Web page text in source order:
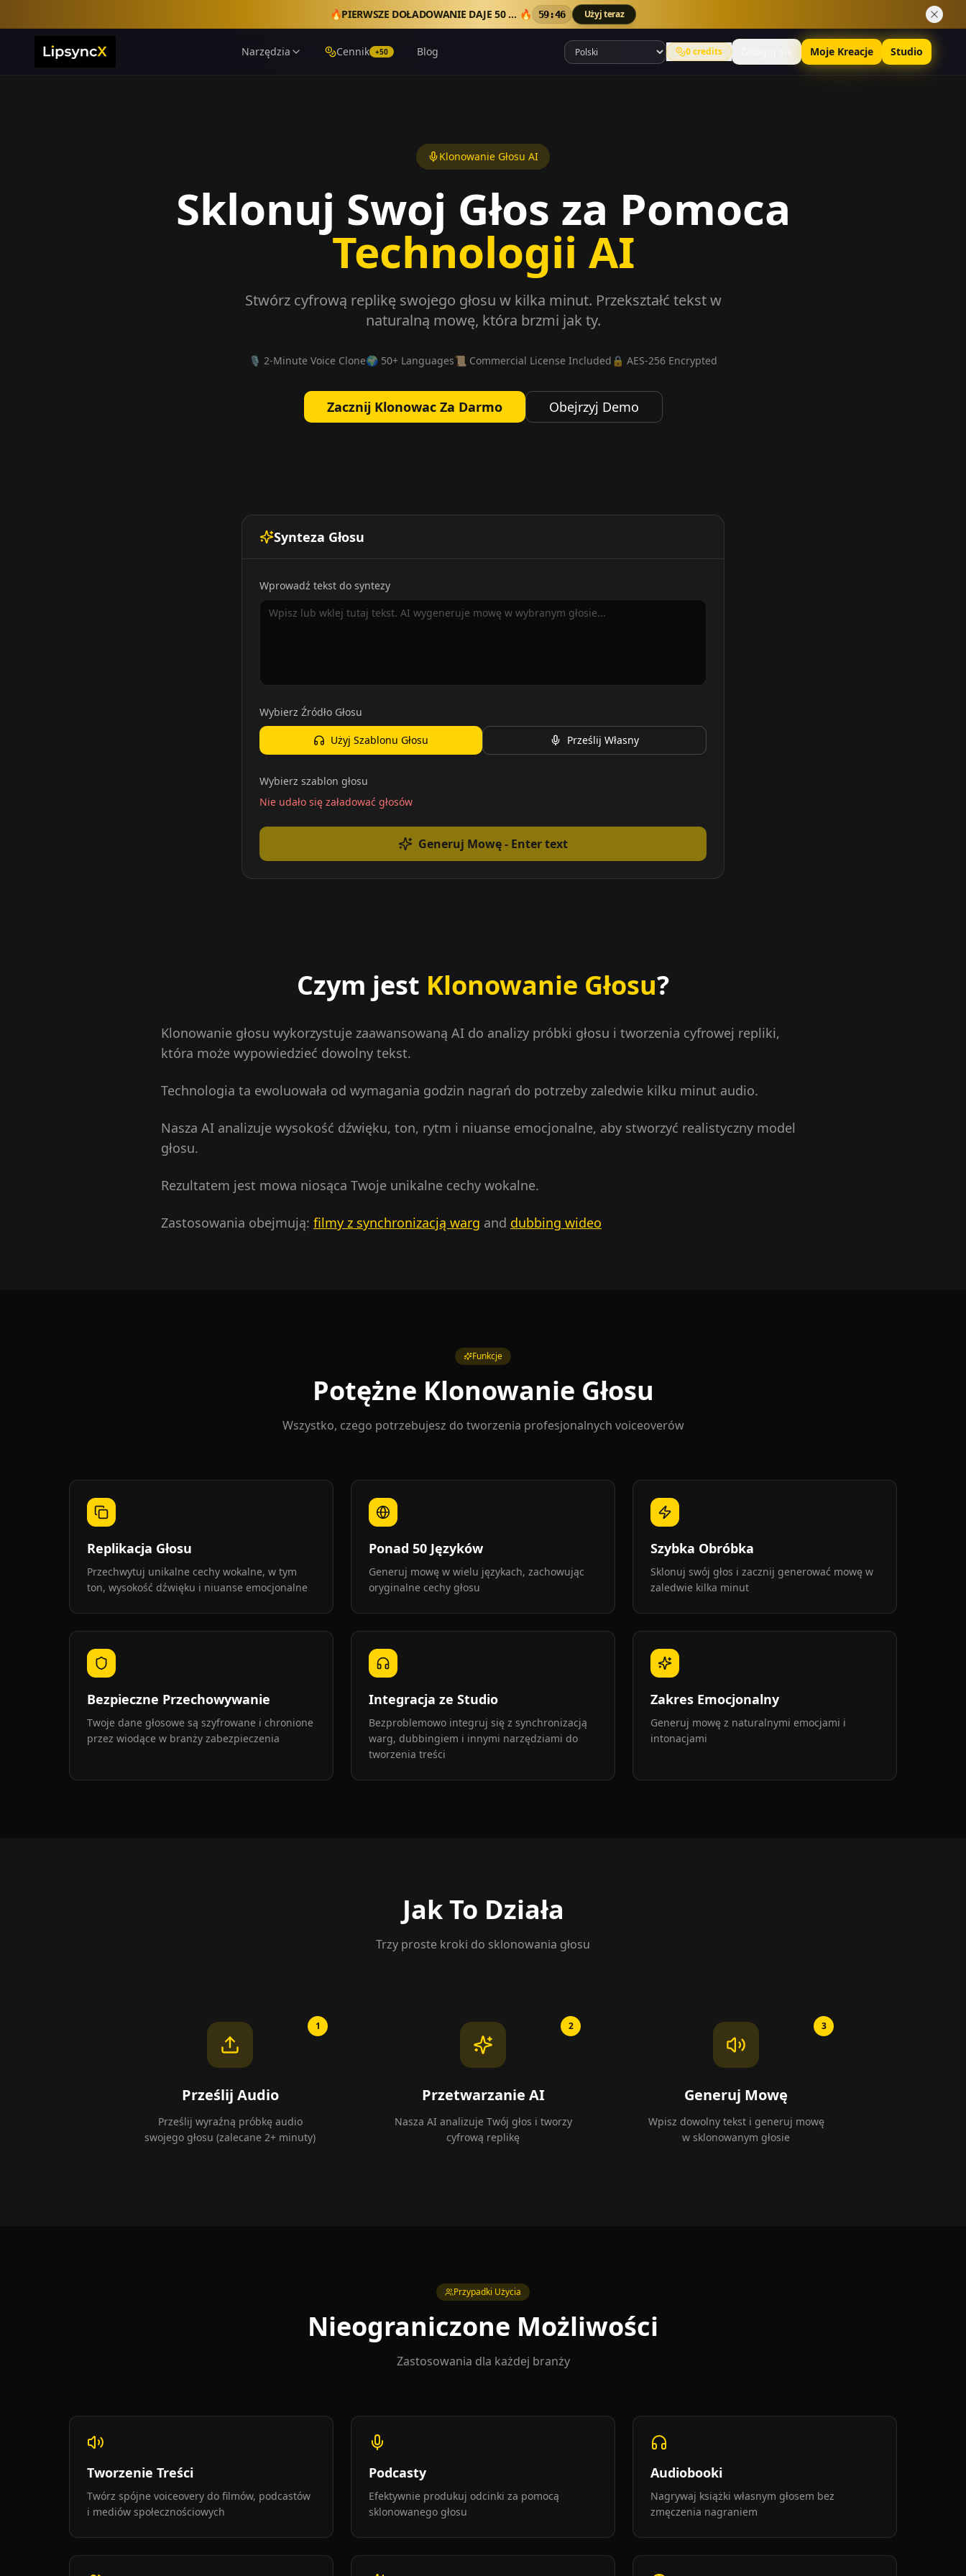
🔥 PIERWSZE DOŁADOWANIE DAJE 50 DODATKOWYCH KREDYTÓW 🔥 59:45 Użyj teraz
Narzędzia Cennik +50 Blog 0credits Moje Kreacje Studio
Klonowanie Głosu AI
Sklonuj Swoj Głos za Pomoca
Technologii AI
Stwórz cyfrową replikę swojego głosu w kilka minut. Przekształć tekst w
naturalną mowę, która brzmi jak ty.
🎙️ 2-Minute Voice Clone🌍 50+ Languages📜 Commercial License Included 🔒 AES-256 Encrypted
Zacznij Klonowac Za Darmo Obejrzyj Demo
Synteza Głosu
Wprowadź tekst do syntezy
Wybierz Źródło Głosu
Użyj Szablonu Głosu Prześlij Własny
Wybierz szablon głosu
Nie udało się załadować głosów
Generuj Mowę- Enter text
Czym jest Klonowanie Głosu?
Klonowanie głosu wykorzystuje zaawansowaną AI do analizy próbki głosu i tworzenia cyfrowej repliki,
która może wypowiedzieć dowolny tekst.
Technologia ta ewoluowała od wymagania godzin nagrań do potrzeby zaledwie kilku minut audio.
Nasza AI analizuje wysokość dźwięku, ton, rytm i niuanse emocjonalne, aby stworzyć realistyczny model
głosu.
Rezultatem jest mowa niosąca Twoje unikalne cechy wokalne.
Zastosowania obejmują: filmy z synchronizacją warg and dubbing wideo
Funkcje
Potężne Klonowanie Głosu
Wszystko, czego potrzebujesz do tworzenia profesjonalnych voiceoverów
Replikacja Głosu
Przechwytuj unikalne cechy wokalne, w tym
ton, wysokość dźwięku i niuanse emocjonalne
Ponad 50 Języków
Generuj mowę w wielu językach, zachowując
oryginalne cechy głosu
Szybka Obróbka
Sklonuj swój głos i zacznij generować mowę w
zaledwie kilka minut
Bezpieczne Przechowywanie
Twoje dane głosowe są szyfrowane i chronione
przez wiodące w branży zabezpieczenia
Integracja ze Studio
Bezproblemowo integruj się z synchronizacją
warg, dubbingiem i innymi narzędziami do
tworzenia treści
Zakres Emocjonalny
Generuj mowę z naturalnymi emocjami i
intonacjami
Jak To Działa
Trzy proste kroki do sklonowania głosu
1
Prześlij Audio
Prześlij wyraźną próbkę audio
swojego głosu (zalecane 2+ minuty)
2
Przetwarzanie AI
Nasza AI analizuje Twój głos i tworzy
cyfrową replikę
3
Generuj Mowę
Wpisz dowolny tekst i generuj mowę
w sklonowanym głosie
Przypadki Użycia
Nieograniczone Możliwości
Zastosowania dla każdej branży
Tworzenie Treści
Twórz spójne voiceovery do filmów, podcastów
i mediów społecznościowych
Podcasty
Efektywnie produkuj odcinki za pomocą
sklonowanego głosu
Audiobooki
Nagrywaj książki własnym głosem bez
zmęczenia nagraniem